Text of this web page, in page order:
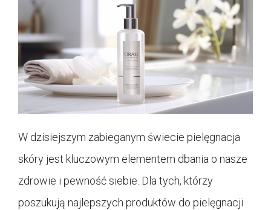
W dzisiejszym zabieganym świecie pielęgnacja
skóry jest kluczowym elementem dbania o nasze
zdrowie i pewność siebie. Dla tych, którzy
poszukują najlepszych produktów do pielęgnacji